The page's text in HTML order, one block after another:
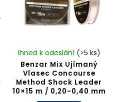
Benzar Mix Ujímaný
Vlasec Concourse
Method Shock Leader
10×15 m / 0,20-0,40 mm
Ihned k odeslání (>5 ks)